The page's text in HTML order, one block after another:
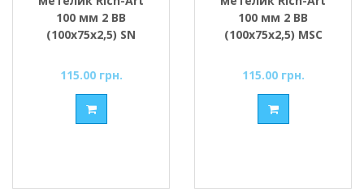
100 мм 2 ВВ
(100х75х2,5) SN
115.00 грн.
100 мм 2 ВВ
(100х75х2,5) MSC
115.00 грн.